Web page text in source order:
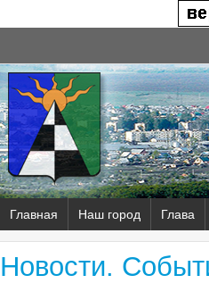
Главная Наш город Глава
Новости.